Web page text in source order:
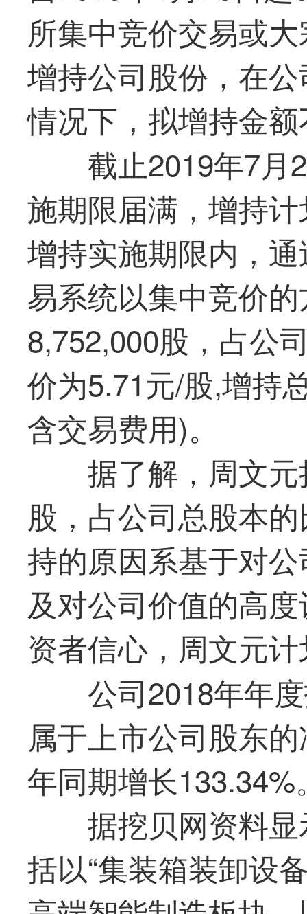
所集中竞价交易或
增持公司股份，在
情况下，拟增持金
截止2019年7月
施期限届满，增持
增持实施期限内，
易系统以集中竞价
8,752,000股，占公
价为5.71元/股,增持
含交易费用)。
据了解，周文
股，占公司总股本
持的原因系基于对
及对公司价值的高
资者信心，周文元
公司2018年年
属于上市公司股东
年同期增长133.34%
据挖贝网资料
括以“集装箱装卸设